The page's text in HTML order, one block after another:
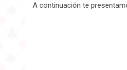
A continuación te